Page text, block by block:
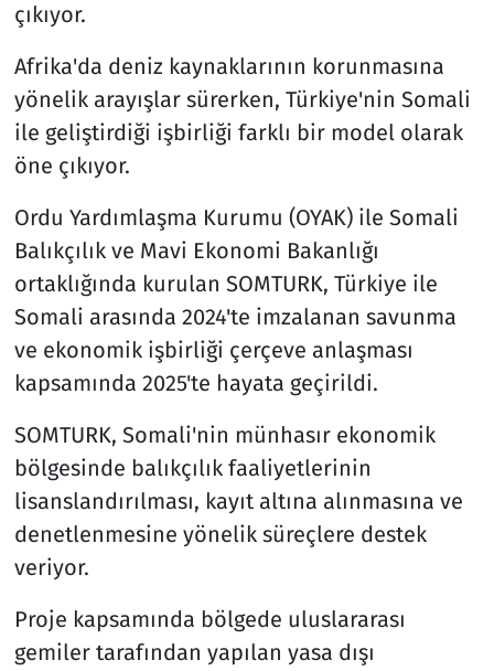
çıkıyor.
Afrika'da deniz kaynaklarının korunmasına
yönelik arayışlar sürerken, Türkiye'nin Somali
ile geliştirdiği işbirliği farklı bir model olarak
öne çıkıyor.
Ordu Yardımlaşma Kurumu (OYAK) ile Somali
Balıkçılık ve Mavi Ekonomi Bakanlığı
ortaklığında kurulan SOMTURK, Türkiye ile
Somali arasında 2024'te imzalanan savunma
ve ekonomik işbirliği çerçeve anlaşması
kapsamında 2025'te hayata geçirildi.
SOMTURK, Somali'nin münhasır ekonomik
bölgesinde balıkçılık faaliyetlerinin
lisanslandırılması, kayıt altına alınmasına ve
denetlenmesine yönelik süreçlere destek
veriyor.
Proje kapsamında bölgede uluslararası
gemiler tarafından yapılan yasa dışı